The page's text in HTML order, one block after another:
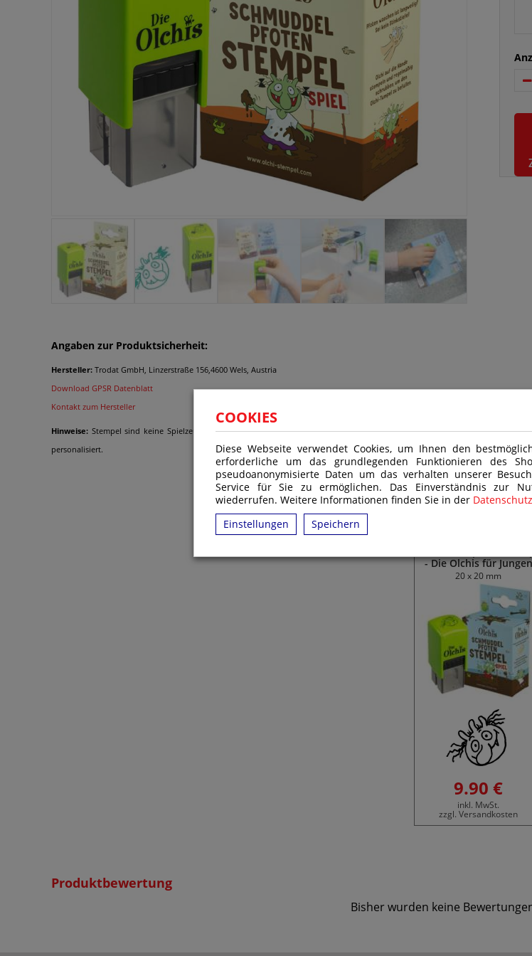
COOKIES
Diese Webseite verwendet Cookies, um Ihnen den
erforderliche um das grundlegenden Funktionieren des
pseudoanonymisierte Daten um das verhalten unserer
Service für Sie zu ermöglichen. Das Einverständnis zur
wiederrufen. Weitere Informationen finden Sie in der
Einstellungen
Speichern
Angaben zur Produktsicherheit:
Hersteller: Trodat GmbH, Linzerstraße 156,4600 Wels, Austria
Download GPSR Datenblatt
Kontakt zum Hersteller
Hinweise: Stempel sind keine Spielzeuge im Sinne der Verordnung (EG) Nr. 48/2009 und daher nicht für Kinder unter 14
personalisiert.
- Die Olchis für Jungen
20 x 20 mm
9.90 €
inkl. MwSt.
zzgl. Versandkosten
Produktbewertung
Bisher wurden keine